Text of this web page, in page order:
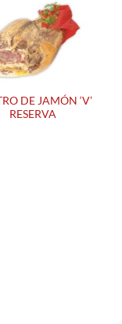
DE JAMÓN ‘V’
RESERVA